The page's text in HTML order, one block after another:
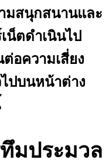
มสนุกสนานและ
น็ตดำเนินไป
อความเสี่ยง
ปบนหน้าต่าง
มประมวล